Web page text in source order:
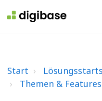
Start
Themen & Features